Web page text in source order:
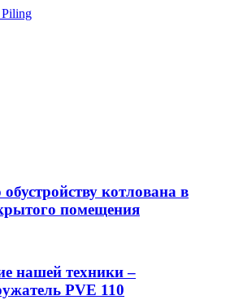
котлована в
помещения
нашей техники –
PVE 110